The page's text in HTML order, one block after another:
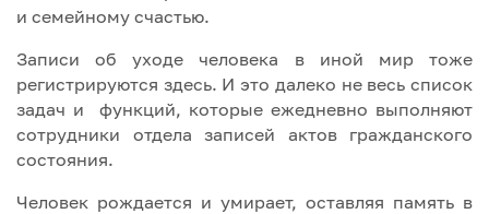
и семейному счастью.
Записи об уходе человека в иной мир тоже
регистрируются здесь. И это далеко не весь список
задач и функций, которые ежедневно выполняют
сотрудники отдела записей актов гражданского
состояния.
Человек рождается и умирает, оставляя память в